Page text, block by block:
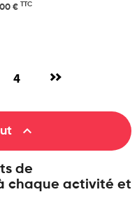
€ TTC
4

de
chaque activité et